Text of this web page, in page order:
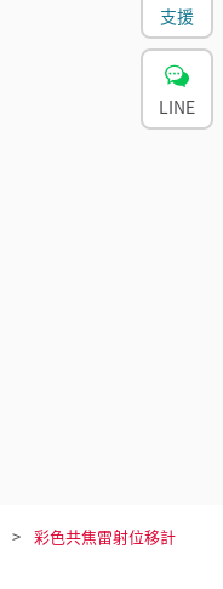
彩色共焦雷射位移計
支援
LINE